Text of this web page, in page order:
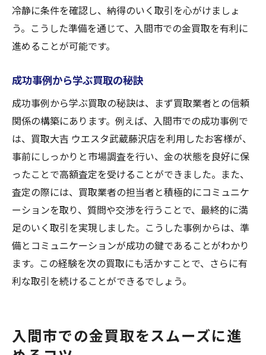
冷静に条件を確認し、納得のいく取引を心がけましょ
う。こうした準備を通じて、入間市での金買取を有利に
進めることが可能です。
成功事例から学ぶ買取の秘訣
成功事例から学ぶ買取の秘訣は、まず買取業者との信頼
関係の構築にあります。例えば、入間市での成功事例で
は、買取大吉 ウエスタ武蔵藤沢店を利用したお客様が、
事前にしっかりと市場調査を行い、金の状態を良好に保
ったことで高額査定を受けることができました。また、
査定の際には、買取業者の担当者と積極的にコミュニケ
ーションを取り、質問や交渉を行うことで、最終的に満
足のいく取引を実現しました。こうした事例からは、準
備とコミュニケーションが成功の鍵であることがわかり
ます。この経験を次の買取にも活かすことで、さらに有
利な取引を続けることができるでしょう。
入間市での金買取をスムーズに進